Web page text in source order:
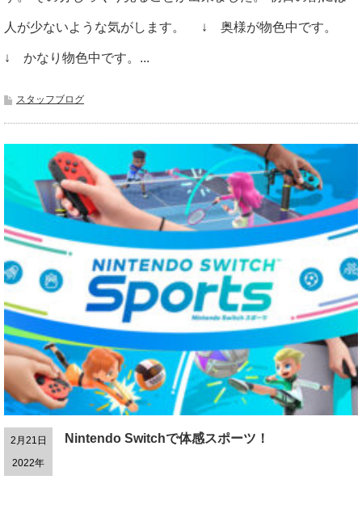
人が少ないような気がします。 ↓ 奥様が物色中です。
↓ かなり物色中です。...
スタッフブログ
2月21日
2022年
Nintendo Switchで体感スポーツ！